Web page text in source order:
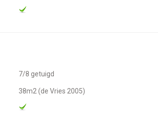
7/8 getuigd
38m2 (de Vries 2005)